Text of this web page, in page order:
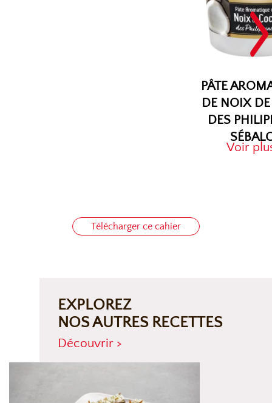
PÂTE
DE NOIX
DES
Voir
Télécharger ce cahier
EXPLOREZ
NOS AUTRES RECETTES
Découvrir >